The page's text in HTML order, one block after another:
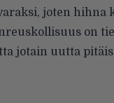
joten hihna
on
jotain uutta pitäisi